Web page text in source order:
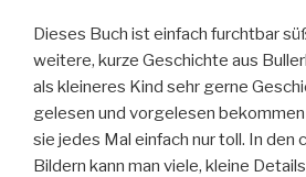
Dieses Buch ist einfach furchtbar
weitere, kurze Geschichte aus
als kleineres Kind sehr gerne
gelesen und vorgelesen
sie jedes Mal einfach nur toll. In den
Bildern kann man viele, kleine